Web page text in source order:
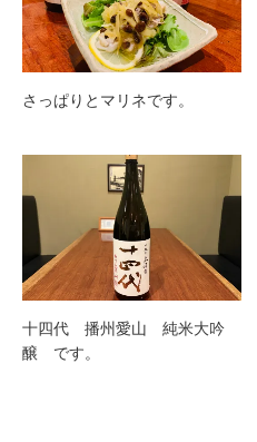
さっぱりとマリネです。
十四代 播州愛山 純米大吟
醸 です。